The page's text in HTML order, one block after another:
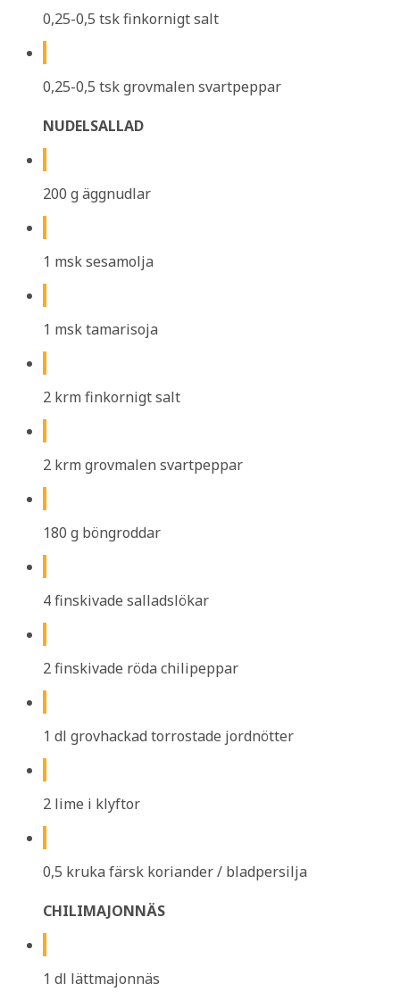
0,25-0,5 tsk finkornigt salt
0,25-0,5 tsk grovmalen svartpeppar
NUDELSALLAD
200 g äggnudlar
1 msk sesamolja
1 msk tamarisoja
2 krm finkornigt salt
2 krm grovmalen svartpeppar
180 g böngroddar
4 finskivade salladslökar
2 finskivade röda chilipeppar
1 dl grovhackad torrostade jordnötter
2 lime i klyftor
0,5 kruka färsk koriander / bladpersilja
CHILIMAJONNÄS
1 dl lättmajonnäs